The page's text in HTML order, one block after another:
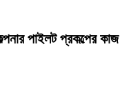
পাইলট প্রকল্পের কাজ